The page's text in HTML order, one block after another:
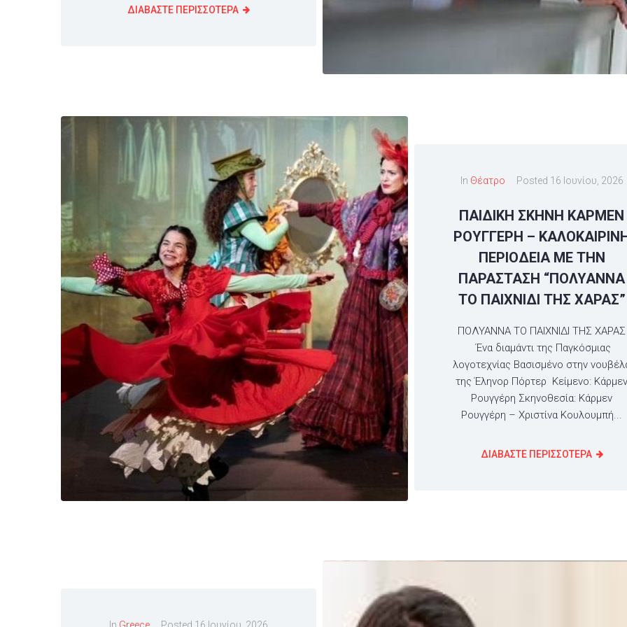
ΔΙΑΒΑΣΤΕ ΠΕΡΙΣΣΟΤΕΡΑ
In Θέατρο Posted 16 Ιουνίου, 2026
ΠΑΙΔΙΚΗ ΣΚΗΝΗ ΚΑΡΜΕΝ
ΡΟΥΓΓΕΡΗ –
ΠΕΡΙΟΔΕΙΑ ΜΕ ΤΗΝ
ΠΑΡΑΣΤΑΣΗ “ΠΟΛΥΑΝΝΑ
ΤΟ ΠΑΙΧΝΙΔΙ ΤΗΣ ΧΑΡΑΣ”
ΠΟΛΥΑΝΝΑ ΤΟ ΠΑΙΧΝΙΔΙ ΤΗΣ ΧΑΡΑΣ
Ένα διαμάντι της Παγκόσμιας
λογοτεχνίας Βασισμένο στην
της Έληνορ Πόρτερ Κείμενο:
Ρουγγέρη Σκηνοθεσία: Κάρμεν
Ρουγγέρη – Χριστίνα Κουλουμπή...
ΔΙΑΒΑΣΤΕ ΠΕΡΙΣΣΟΤΕΡΑ
In Greece Posted 16 Ιουνίου, 2026